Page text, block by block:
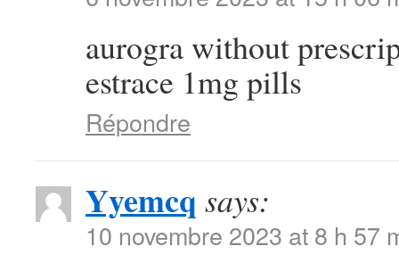
aurogra without
estrace 1mg pills
Répondre
Yyemcq says:
10 novembre 2023 at 8 h 57